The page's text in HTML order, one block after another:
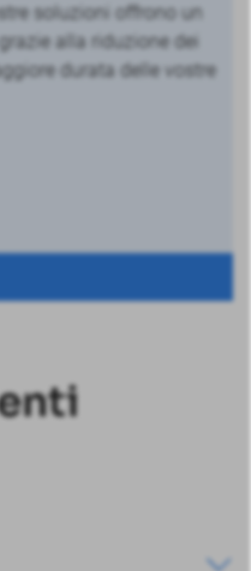
soluzioni offrono un
alla riduzione dei
durata delle vostre